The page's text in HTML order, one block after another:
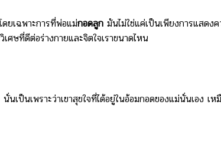
ยเฉพาะการที่พ่อแม่กอดลูก มันไม่ใช่แค่เป็นเพียงการแสด
ศษที่ดีต่อร่างกายและจิตใจเราขนาดไหน
เป็นเพราะว่าเขาสุขใจที่ได้อยู่ในอ้อมกอดของแม่นั่นเอง เห